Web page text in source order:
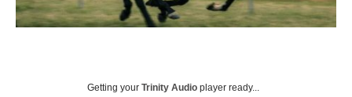
Getting your Trinity Audio player ready...